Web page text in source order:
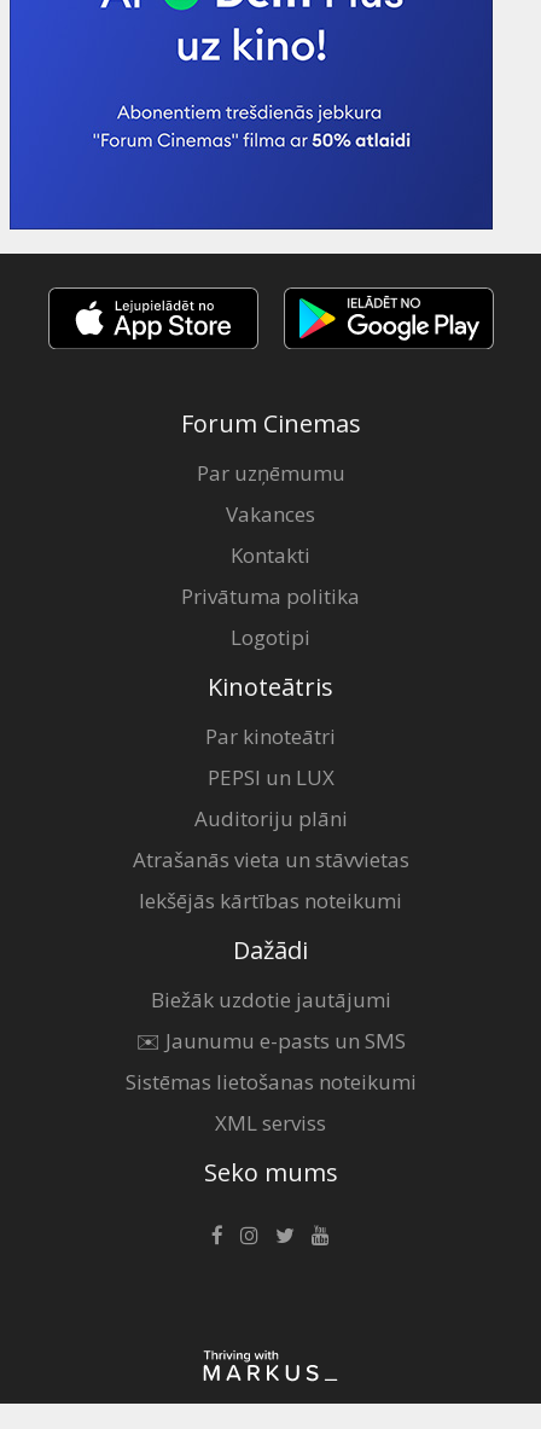
Forum Cinemas
Par uzņēmumu
Vakances
Kontakti
Privātuma politika
Logotipi
Kinoteātris
Par kinoteātri
PEPSI un LUX
Auditoriju plāni
Atrašanās vieta un stāvvietas
Iekšējās kārtības noteikumi
Dažādi
Biežāk uzdotie jautājumi
✉️ Jaunumu e-pasts un SMS
Sistēmas lietošanas noteikumi
XML serviss
Seko mums